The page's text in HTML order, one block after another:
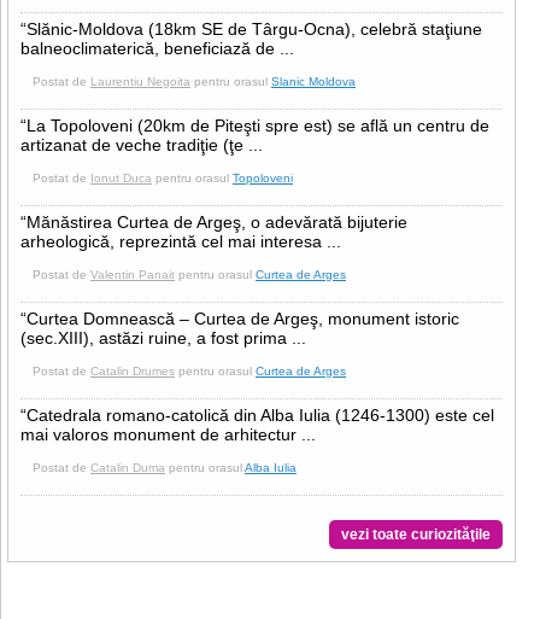
“Slănic-Moldova (18km SE de Târgu-Ocna), celebră staţiune
balneoclimaterică, beneficiază de ...
Postat de Laurentiu Negoita pentru orasul Slanic Moldova
“La Topoloveni (20km de Piteşti spre est) se află un centru de
artizanat de veche tradiţie (ţe ...
Postat de Ionut Duca pentru orasul Topoloveni
“Mănăstirea Curtea de Argeş, o adevărată bijuterie
arheologică, reprezintă cel mai interesa ...
Postat de Valentin Panait pentru orasul Curtea de Arges
“Curtea Domnească – Curtea de Argeş, monument istoric
(sec.XIII), astăzi ruine, a fost prima ...
Postat de Catalin Drumes pentru orasul Curtea de Arges
“Catedrala romano-catolică din Alba Iulia (1246-1300) este cel
mai valoros monument de arhitectur ...
Postat de Catalin Duma pentru orasulAlba Iulia
vezi toate curiozităţile